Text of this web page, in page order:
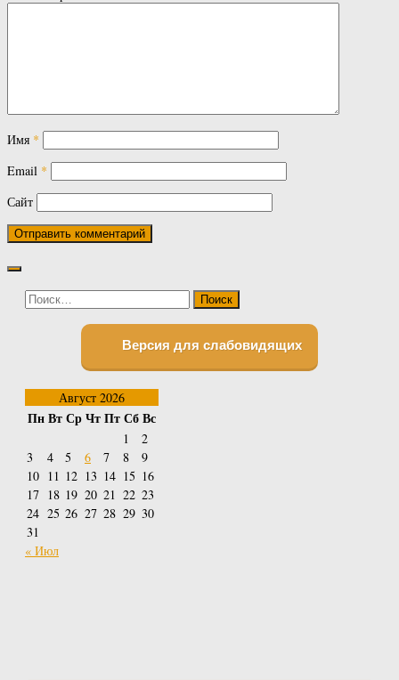
Имя *
Email *
Сайт
Найти:
Версия для слабовидящих
Август 2026
ПнВтСрЧтПтСбВс
1
2
3
4 5 6 7 8
9
10 11 12 13 14 15 16
17 18 19 20 21 22 23
24 25 26 27 28 29 30
31
« Июл